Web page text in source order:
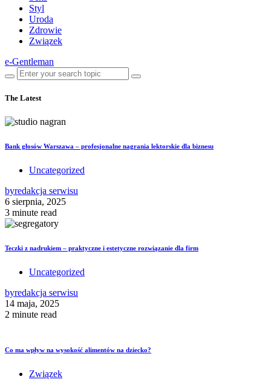
Styl
Uroda
Zdrowie
Związek
e-Gentleman
The Latest
Bank głosów Warszawa – profesjonalne nagrania lektorskie dla biznesu
Uncategorized
byredakcja serwisu
6 sierpnia, 2025
3 minute read
Teczki z nadrukiem – praktyczne i estetyczne rozwiązanie dla firm
Uncategorized
byredakcja serwisu
14 maja, 2025
2 minute read
Co ma wpływ na wysokość alimentów na dziecko?
Związek